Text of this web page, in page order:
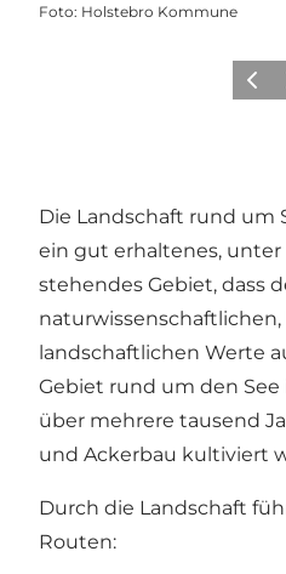
Foto: Holstebro Kommune
Die Landschaft rund um
ein gut erhaltenes,
stehendes Gebiet, dass
landschaftlichen Werte
Gebiet rund um den
über mehrere tausend
und Ackerbau kultiviert
Durch die Landschaft
Routen: